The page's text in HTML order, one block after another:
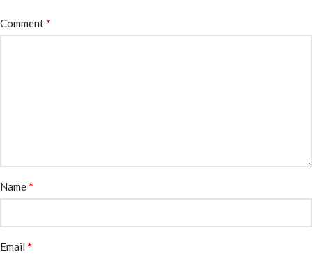
Comment*
Name*
Email *